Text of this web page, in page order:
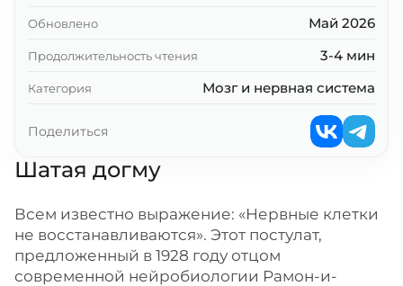
Шатая догму
Всем известно выражение: «Нервные клетки
не восстанавливаются». Этот постулат,
предложенный в 1928 году отцом
современной нейробиологии Рамон-и-
Обновлено Май 2026
Продолжительность чтения 3-4 мин
Категория Мозг и нервная система
Поделиться